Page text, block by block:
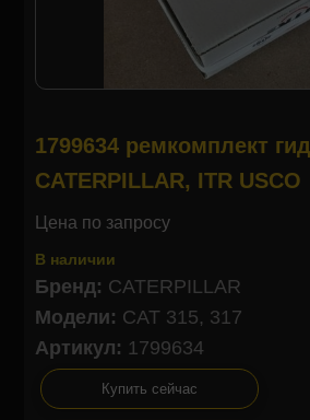
1799634 ремкомплект
CATERPILLAR, ITR USCO
Цена по запросу
В наличии
Бренд: CATERPILLAR
Модели: CAT 315, 317
Артикул: 1799634
Купить сейчас